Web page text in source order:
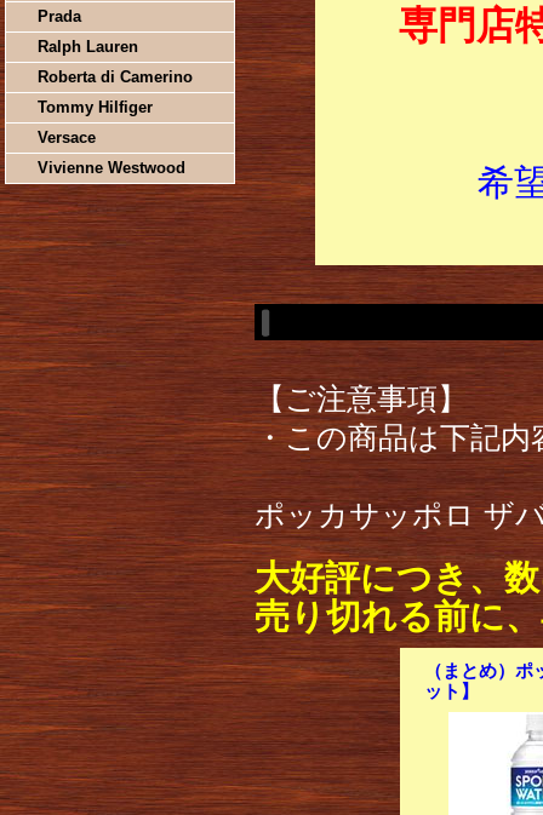
Prada
Ralph Lauren
Roberta di Camerino
Tommy Hilfiger
Versace
Vivienne Westwood
専門店
希
【ご注意事項】
・この商品は下記
ポッカサッポロ ザ
大好評につき、
売り切れる前に
（まとめ）
ット】